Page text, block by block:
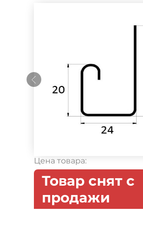
Цена товара:
Товар снят с
продажи